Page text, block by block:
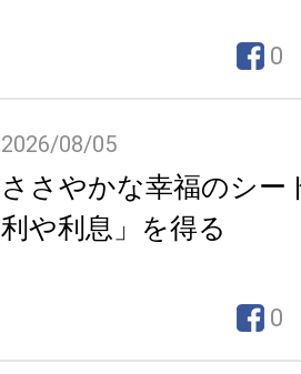
0
2026/08/05
ささやかな幸福のシー
利や利息」を得る
0